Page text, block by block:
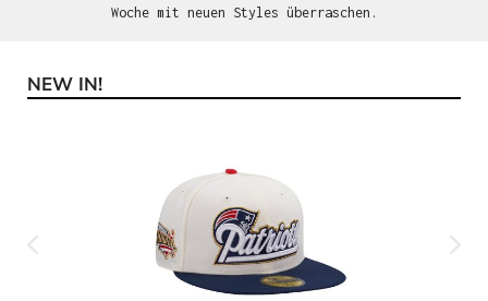
Woche mit neuen Styles überraschen.
Produktgalerie überspringen
NEW IN!